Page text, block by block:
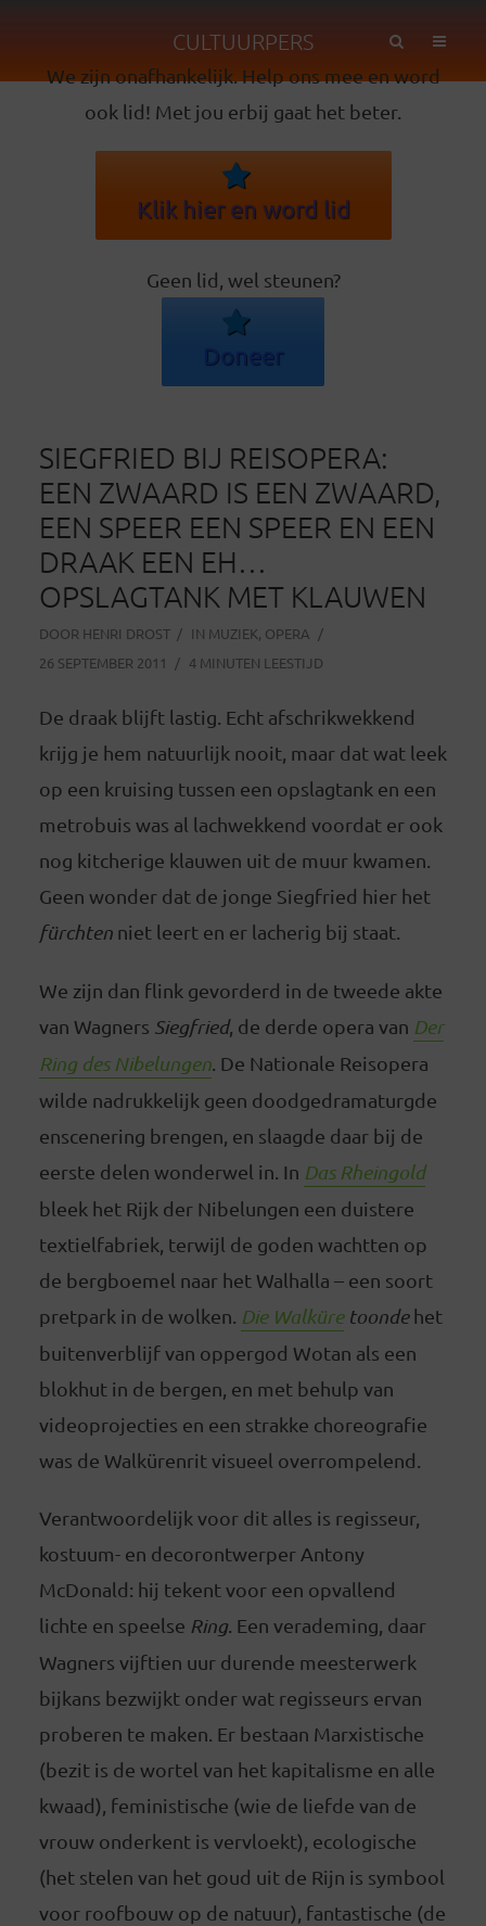
CULTUURPERS
We zijn onafhankelijk. Help ons mee en word
ook lid! Met jou erbij gaat het beter.
Klik hier en word lid
Geen lid, wel steunen?
Doneer
SIEGFRIED BIJ REISOPERA:
EEN ZWAARD IS EEN ZWAARD,
EEN SPEER EEN SPEER EN EEN
DRAAK EEN EH…
OPSLAGTANK MET KLAUWEN
DOOR HENRI DROST IN MUZIEK, OPERA
26 SEPTEMBER 2011
4 MINUTEN LEESTIJD
De draak blijft lastig. Echt afschrikwekkend
krijg je hem natuurlijk nooit, maar dat wat leek
op een kruising tussen een opslagtank en een
metrobuis was al lachwekkend voordat er ook
nog kitcherige klauwen uit de muur kwamen.
Geen wonder dat de jonge Siegfried hier het
fürchten niet leert en er lacherig bij staat.
We zijn dan flink gevorderd in de tweede akte
van Wagners Siegfried, de derde opera van Der
Ring des Nibelungen. De Nationale Reisopera
wilde nadrukkelijk geen doodgedramaturgde
enscenering brengen, en slaagde daar bij de
eerste delen wonderwel in. In Das Rheingold
bleek het Rijk der Nibelungen een duistere
textielfabriek, terwijl de goden wachtten op
de bergboemel naar het Walhalla – een soort
pretpark in de wolken. Die Walküretoondehet
buitenverblijf van oppergod Wotan als een
blokhut in de bergen, en met behulp van
videoprojecties en een strakke choreografie
was de Walkürenrit visueel overrompelend.
Verantwoordelijk voor dit alles is regisseur,
kostuum- en decorontwerper Antony
McDonald: hij tekent voor een opvallend
lichte en speelse Ring. Een verademing, daar
Wagners vijftien uur durende meesterwerk
bijkans bezwijkt onder wat regisseurs ervan
proberen te maken. Er bestaan Marxistische
(bezit is de wortel van het kapitalisme en alle
kwaad), feministische (wie de liefde van de
vrouw onderkent is vervloekt), ecologische
(het stelen van het goud uit de Rijn is symbool
voor roofbouw op de natuur), fantastische (de